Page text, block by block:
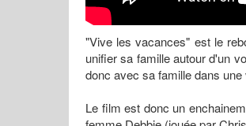
"Vive les vacances" est le
unifier sa famille autour d'un
donc avec sa famille dans
Le film est donc un